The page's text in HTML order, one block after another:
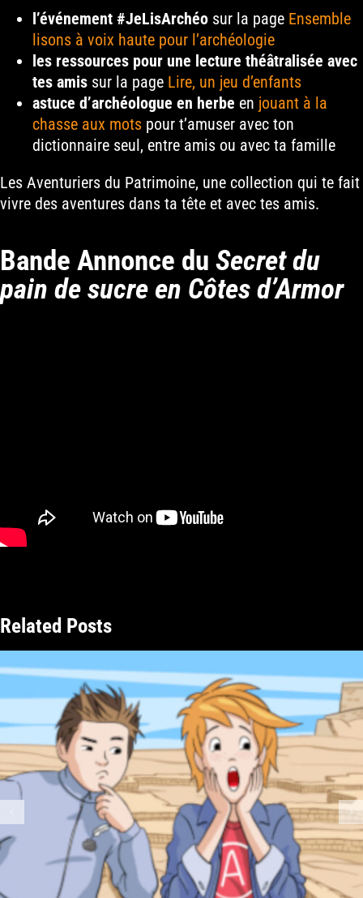
l’événement #JeLisArchéosur la page Ensemble
lisons à voix haute pour l’archéologie
les ressources pour une lecture théâtralisée avec
tes amis sur la page Lire, un jeu d’enfants
astuce d’archéologue en herbe en jouant à la
chasse aux motspour t’amuser avec ton
dictionnaire seul, entre amis ou avec ta famille
Les Aventuriers du Patrimoine, une collection qui te fait
vivre des aventures dans ta tête et avec tes amis.
Bande Annonce du Secret du
pain de sucre en Côtes d’Armor
Related Posts